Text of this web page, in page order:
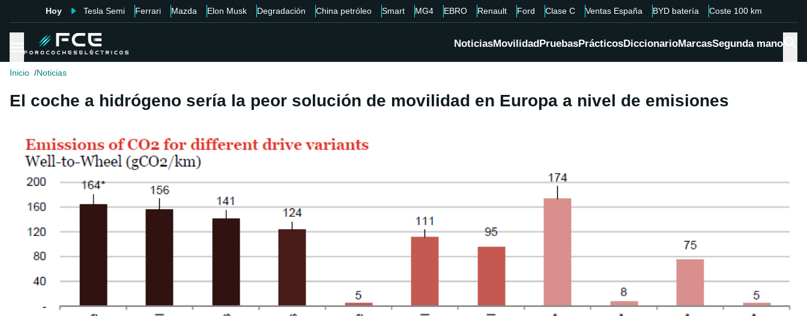
Hoy Tesla Semi Ferrari Mazda Elon Musk Degradación China petróleo Smart MG4 EBRO Renault Ford Clase C Ventas España BYD batería Coste 100 km
NoticiasMovilidadPruebasPrácticosDiccionarioMarcasSegunda mano
Inicio Noticias
El coche a hidrógeno sería la peor solución de movilidad en Europa a nivel de emisiones